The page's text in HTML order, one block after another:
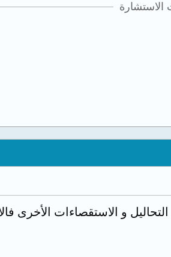
الاستشارة
و الاستقصاءات الأخرى